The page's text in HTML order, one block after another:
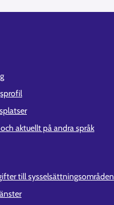
aktuellt på andra språk
till sysselsättningsområden